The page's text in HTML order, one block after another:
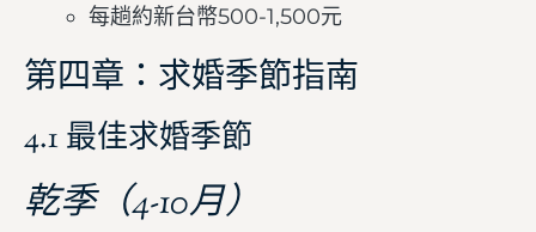
每趟約新台幣500-1,500元
第四章：求婚季節指南
4.1 最佳求婚季節
乾季（4-10月）